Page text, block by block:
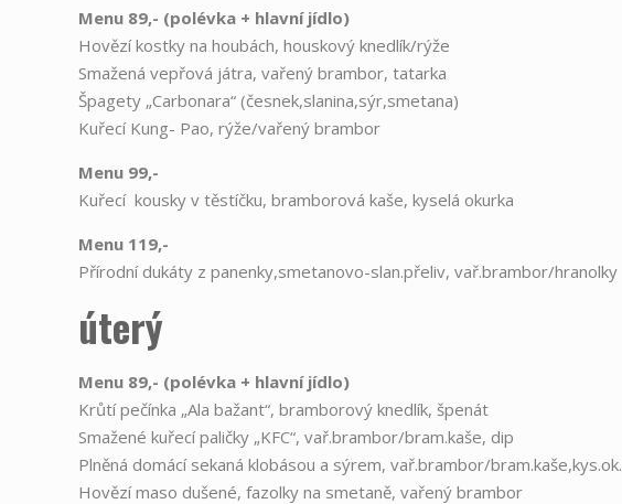
Menu 89,- (polévka + hlavní jídlo)
Hovězí kostky na houbách, houskový knedlík/rýže
Smažená vepřová játra, vařený brambor, tatarka
Špagety „Carbonara“ (česnek,slanina,sýr,smetana)
Kuřecí Kung- Pao, rýže/vařený brambor
Menu 99,-
Kuřecí kousky v těstíčku, bramborová kaše, kyselá okurka
Menu 119,-
Přírodní dukáty z panenky,smetanovo-slan.přeliv, vař.brambor/hranolky
úterý
Menu 89,- (polévka + hlavní jídlo)
Krůtí pečínka „Ala bažant“, bramborový knedlík, špenát
Smažené kuřecí paličky „KFC“, vař.brambor/bram.kaše, dip
Plněná domácí sekaná klobásou a sýrem, vař.brambor/bram.kaše,kys.ok.
Hovězí maso dušené, fazolky na smetaně, vařený brambor